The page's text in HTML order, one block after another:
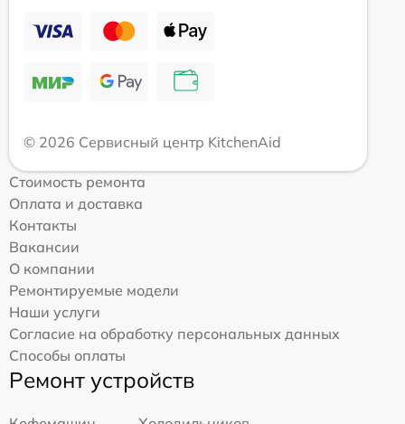
© 2026 Сервисный центр KitchenAid
Стоимость ремонта
Оплата и доставка
Контакты
Вакансии
О компании
Ремонтируемые модели
Наши услуги
Согласие на обработку персональных данных
Способы оплаты
Ремонт устройств